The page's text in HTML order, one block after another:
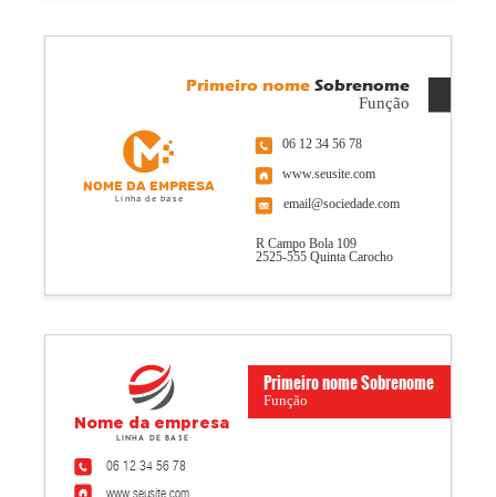
06 12 34 56 78
www.seusite.com
email@sociedade.com
R Campo Bola 109
2525-555 Quinta Carocho
Função
Primeiro nomeSobrenome
Nome da empresa
Linha de base
www.seusite.com
06 12 34 56 78
Função
Primeiro nome Sobrenome
Nome da empresa
Linha de base